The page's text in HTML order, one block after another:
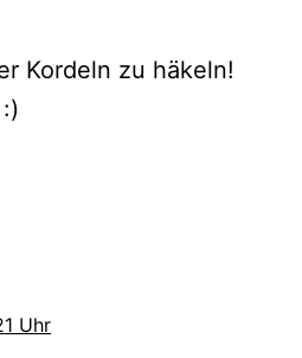
Kordeln zu häkeln!
Uhr